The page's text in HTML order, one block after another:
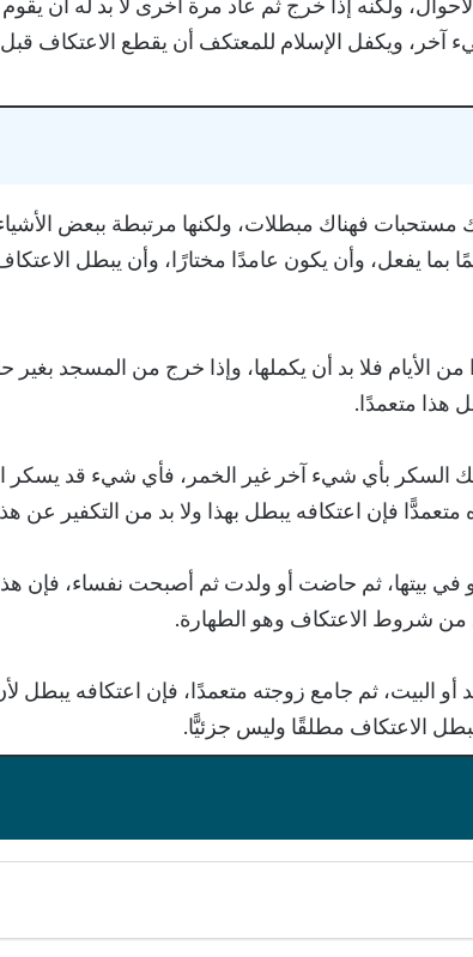
ولكنه إذا خرج ثم عاد مرة أخرى لا بد له أن يقوم
ويكفل الإسلام للمعتكف أن يقطع الاعتكاف قبل
مستحبات فهناك مبطلات، ولكنها مرتبطة ببعض
بما يفعل، وأن يكون عامدًا مختارًا، وأن يبطل
فلا بد أن يكملها، وإذا خرج من المسجد بغير
هذا متعمدًا.
السكر بأي شيء آخر غير الخمر، فأي شيء قد يسكر
فإن اعتكافه يبطل بهذا ولا بد من التكفير عن
في بيتها، ثم حاضت أو ولدت ثم أصبحت نفساء، فإن
من شروط الاعتكاف وهو الطهارة.
البيت، ثم جامع زوجته متعمدًا، فإن اعتكافه يبطل
الاعتكاف مطلقًا وليس جزئيًّا.